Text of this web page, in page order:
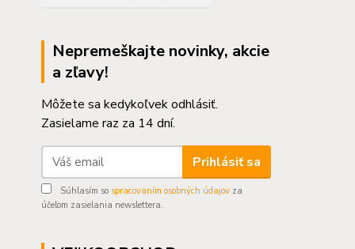
Nepremeškajte novinky, akcie
a zľavy!
Môžete sa kedykoľvek odhlásiť.
Zasielame raz za 14 dní.
Prihlásiť sa
Súhlasím so spracovaním osobných údajov za
účelom zasielania newslettera.